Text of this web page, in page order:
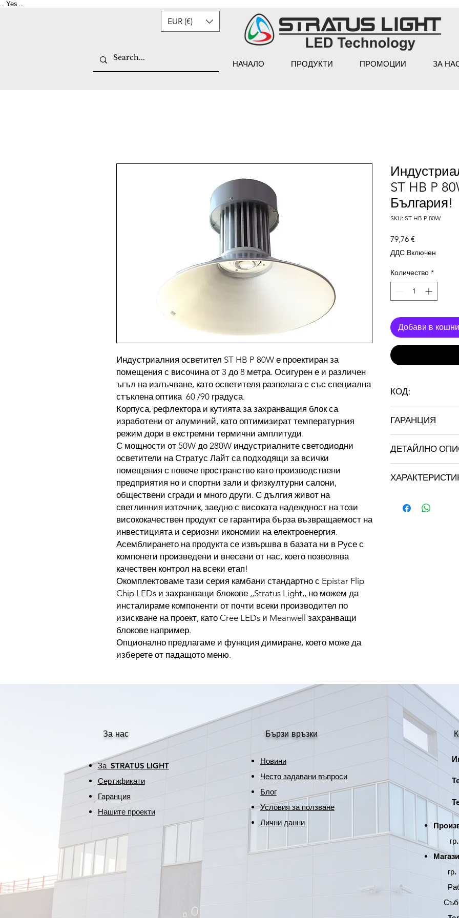
Yes
EUR (€)
НАЧАЛО ПРОДУКТИ ПРОМОЦИИ ЗА
Индустриалния осветител ST HB P 80W е проектиран за
помещения с височина от 3 до 8 метра. Осигурен е и различен
ъгъл на излъчване, като осветителя разполага с със специална
стъклена оптика 60 /90 градуса.
Корпуса, рефлектора и кутията за захранващия блок са
изработени от алуминий, като оптимизират температурния
режим дори в екстремни термични амплитуди.
С мощности от 50W до 280W индустриалните светодиодни
осветители на Стратус Лайт са подходящи за всички
помещения с повече пространство като производствени
предприятия но и спортни зали и физкултурни салони,
обществени сгради и много други. С дългия живот на
светлинния източник, заедно с високата надеждност на този
висококачествен продукт се гарантира бърза възвращаемост на
инвестицията и сериозни икономии на електроенергия.
Асемблирането на продукта се извършва в базата ни в Русе с
компонети произведени и внесени от нас, което позволява
качествен контрол на всеки етап!
Окомплектоваме тази серия камбани стандартно с Epistar Flip
Chip LEDs и захранващи блокове ,,Stratus Light,, но можем да
инсталираме компоненти от почти всеки производител по
изискване на проект, като Cree LEDs и Meanwell захранващи
блокове например.
Опционално предлагаме и функция димиране, което може да
изберете от падащото меню.
ST HB P
България!
SKU: ST HB P 80W
79,76 €
ДДС Включен
Количество *
Добави в
КОД:
ГАРАНЦИЯ
ДЕТАЙЛНО
Тип
Модел
Работна
Височина на
Диаметър на
Височина
Стандартна
Цвят: сив
За нас
За STRATUS LIGHT
Сертификати
Гаранция
Нашите проекти
Бързи връзки
Новини
Често задавани въпроси
Блог
Условия за ползване
Лични данни
гр.
гр.
Р